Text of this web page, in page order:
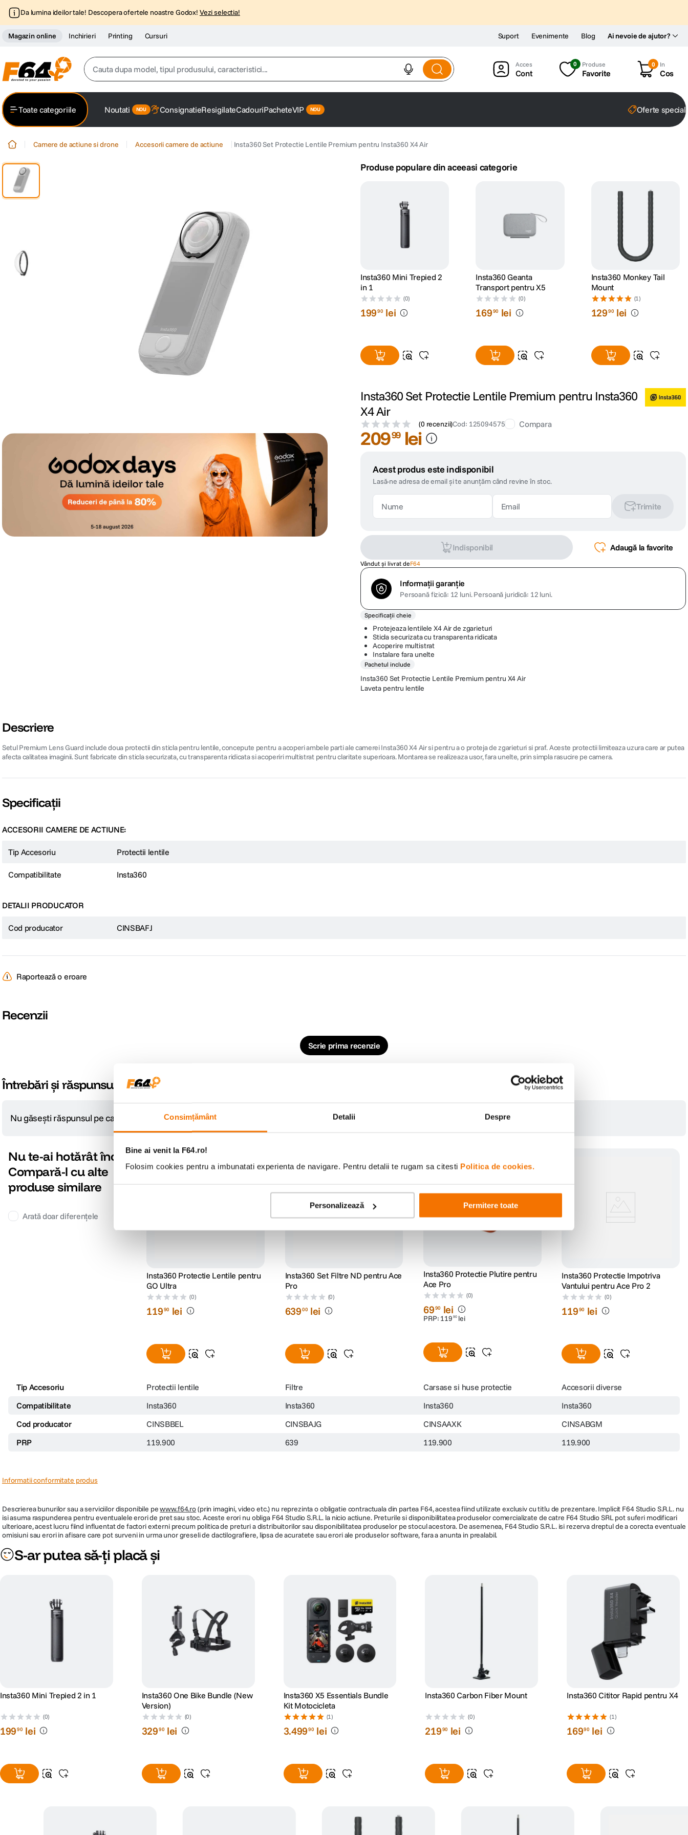
Consimțământ Detalii Despre
Bine ai venit la F64.ro!
Folosim cookies pentru a imbunatati experienta de navigare. Pentru detalii te rugam sa citesti Politica de cookies.
Personalizează Permitere toate
Da lumina ideilor tale! Descopera ofertele noastre Godox! Vezi selectia!
Magazin online Inchirieri Printing Cursuri Ai nevoie de ajutor?
Suport Evenimente Blog
Cauta dupa model, tipul produsului, caracteristici...
2. trepied
card memorie
dji mic mini
dji osmo
Cont
0 Produse
Favorite
0 In
Cos
Toate categoriile Noutati ConsignatieResigilateCadouriPacheteVIP Oferte
Camere de actiune si drone Accesorii camere de actiune Insta360 Set Protectie Lentile Premium pentru Insta360 X4 Air
Produse populare din aceeasi categorie
Insta360 Mini Trepied 2
in 1
(0)
19990 lei
Insta360 Geanta
Transport pentru X5
(0)
16990 lei
Insta360 Monkey Tail
Mount
(1)
12990 lei
Insta360 Set Protectie Lentile Premium pentru Insta360
X4 Air
(0 recenzii)Cod: 125094575 Compara
20999 lei
Acest produs este indisponibil
Lasă-ne adresa de email și te anunțăm când revine în stoc.
Trimite
Indisponibil Adaugă la favorite
Vândut și livrat deF64
Informații garanție
Persoană fizică: 12 luni.Persoană juridică: 12 luni.
Specificații cheie
Protejeaza lentilele X4 Air de zgarieturi
Sticla securizata cu transparenta ridicata
Acoperire multistrat
Instalare fara unelte
Pachetul include
Insta360 Set Protectie Lentile Premium pentru X4 Air
Laveta pentru lentile
Descriere
Setul Premium Lens Guard include doua protectii din sticla pentru lentile, concepute pentru a acoperi ambele parti ale camerei Insta360 X4 Air si pentru a o proteja de zgarieturi si praf. Aceste protectii limiteaza uzura care ar putea
afecta calitatea imaginii. Sunt fabricate din sticla securizata, cu transparenta ridicata si acoperiri multistrat pentru claritate superioara. Montarea se realizeaza usor, fara unelte, prin simpla rasucire pe camera.
Specificații
ACCESORII CAMERE DE ACTIUNE:
Tip Accesoriu Protectii lentile
Compatibilitate Insta360
DETALII PRODUCATOR
Cod producator CINSBAFJ
Raportează o eroare
Recenzii
Scrie prima recenzie
Întrebări și răspunsuri
Nu găsești răspunsul pe care îl cauți? Pune o întrebare
Nu te-ai hotărât încă?
Compară-l cu alte
produse similare
Arată doar diferențele
Insta360 Protectie Lentile pentru
GO Ultra
(0)
11990 lei
Insta360 Set Filtre ND pentru Ace
Pro
(0)
63900 lei
Insta360 Protectie Plutire pentru
Ace Pro
(0)
6990 lei
PRP: 119 90 lei
Insta360 Protectie Impotriva
Vantului pentru Ace Pro 2
(0)
11990 lei
Tip Accesoriu Protectii lentile Filtre Carsase si huse protectie
Accesorii diverse
Compatibilitate
Insta360 Insta360 Insta360
Insta360
Cod producator
CINSBBEL CINSBAJG CINSAAXK
CINSABGM
PRP
119.900 639 119.900 119.900
Informatii conformitate produs
Descrierea bunurilor sau a serviciilor disponibile pewww.f64.ro(prin imagini, video etc.) nu reprezinta o obligatie contractuala din partea F64, acestea fiind utilizate exclusiv cu titlu de prezentare. Implicit F64 Studio S.R.L. nu
isi asuma raspunderea pentru eventualele erori de pret sau stoc. Aceste erori nu obliga F64 Studio S.R.L. la nicio actiune. Preturile si disponibilitatea produselor comercializate de catre F64 Studio SRL pot suferi modificari
ulterioare, acest lucru fiind influentat de factori externi precum politica de preturi a distribuitorilor sau disponibilitatea produselor pe stocul acestora. De asemenea, F64 Studio S.R.L. isi rezerva dreptul de a corecta eventuale
omisiuni sau erori in afisare care pot surveni in urma unor greseli de dactilografiere, lipsa de acuratete sau erori ale produselor software, fara a anunta in prealabil.
S-ar putea să-ți placă și
Insta360 Mini Trepied 2 in 1
(0)
19990 lei
Insta360 One Bike Bundle (New
Version)
(0)
32990 lei
Insta360 X5 Essentials Bundle
Kit Motocicleta
(1)
3.49990 lei
Insta360 Carbon Fiber Mount
(0)
21990 lei
Insta360 Cititor Rapid pentru X4
(1)
16990 lei